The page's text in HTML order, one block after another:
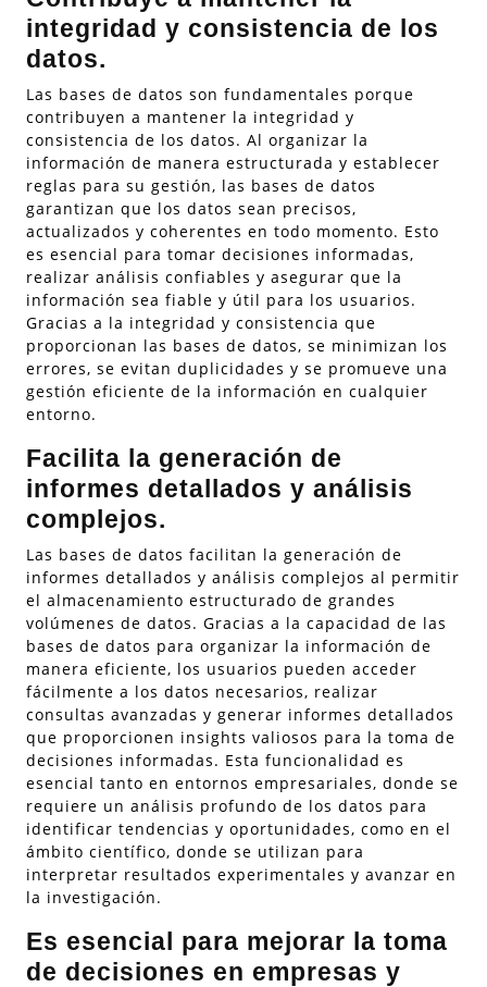
integridad y consistencia de los
datos.
Las bases de datos son fundamentales porque
contribuyen a mantener la integridad y
consistencia de los datos. Al organizar la
información de manera estructurada y establecer
reglas para su gestión, las bases de datos
garantizan que los datos sean precisos,
actualizados y coherentes en todo momento. Esto
es esencial para tomar decisiones informadas,
realizar análisis confiables y asegurar que la
información sea fiable y útil para los usuarios.
Gracias a la integridad y consistencia que
proporcionan las bases de datos, se minimizan los
errores, se evitan duplicidades y se promueve una
gestión eficiente de la información en cualquier
entorno.
Facilita la generación de
informes detallados y análisis
complejos.
Las bases de datos facilitan la generación de
informes detallados y análisis complejos al permitir
el almacenamiento estructurado de grandes
volúmenes de datos. Gracias a la capacidad de las
bases de datos para organizar la información de
manera eficiente, los usuarios pueden acceder
fácilmente a los datos necesarios, realizar
consultas avanzadas y generar informes detallados
que proporcionen insights valiosos para la toma de
decisiones informadas. Esta funcionalidad es
esencial tanto en entornos empresariales, donde se
requiere un análisis profundo de los datos para
identificar tendencias y oportunidades, como en el
ámbito científico, donde se utilizan para
interpretar resultados experimentales y avanzar en
la investigación.
Es esencial para mejorar la toma
de decisiones en empresas y